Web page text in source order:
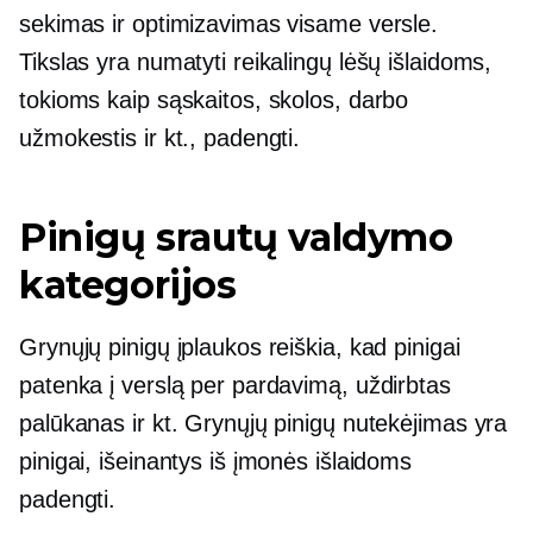
sekimas ir optimizavimas visame versle.
Tikslas yra numatyti reikalingų lėšų išlaidoms,
tokioms kaip sąskaitos, skolos, darbo
užmokestis ir kt., padengti.
Pinigų srautų valdymo
kategorijos
Grynųjų pinigų įplaukos reiškia, kad pinigai
patenka į verslą per pardavimą, uždirbtas
palūkanas ir kt. Grynųjų pinigų nutekėjimas yra
pinigai, išeinantys iš įmonės išlaidoms
padengti.